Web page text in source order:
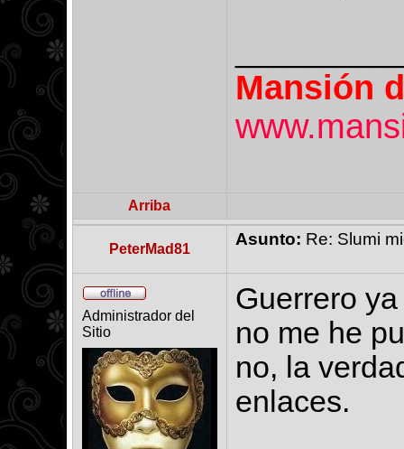
Mansión
Arriba
PeterMad81
Asunto: Re: Slumi
Administrador del
Sitio
Guerrero
no me he
no, la
enlaces.